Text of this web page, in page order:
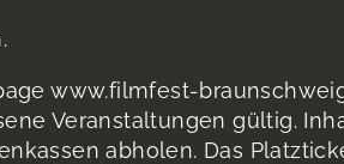
www.filmfest-
Veranstaltungen gültig.
abholen. Das